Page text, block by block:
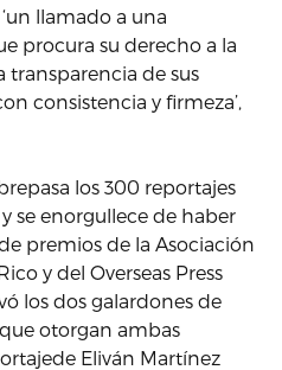
llamado a una
procura su derecho a la
de sus
consistencia y firmeza’,
los 300 reportajes
se enorgullece de haber
premios de la Asociación
y del Overseas Press
los dos galardones de
otorgan ambas
Eliván Martínez